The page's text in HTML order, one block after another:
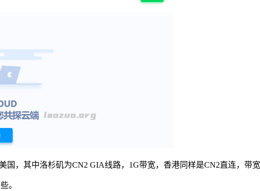
，其中洛杉矶为CN2 GIA线路，1G带宽，香港同样是CN2直连，带
。